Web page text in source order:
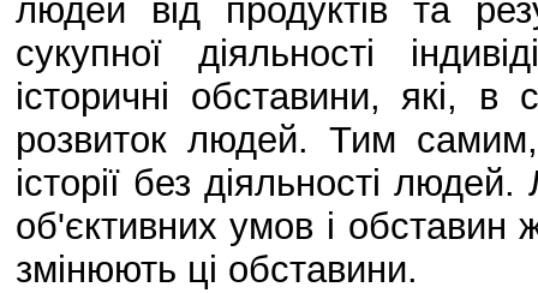
людей від продуктів та
сукупної діяльності
історичні обставини, які,
розвиток людей. Тим самим,
історії без діяльності
об'єктивних умов і
змінюють ці обставини.